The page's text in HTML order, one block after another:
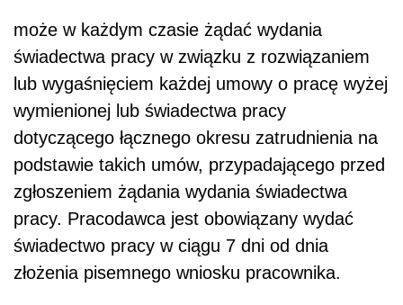
może w każdym czasie żądać wydania
świadectwa pracy w związku z rozwiązaniem
lub wygaśnięciem każdej umowy o pracę wyżej
wymienionej lub świadectwa pracy
dotyczącego łącznego okresu zatrudnienia na
podstawie takich umów, przypadającego przed
zgłoszeniem żądania wydania świadectwa
pracy. Pracodawca jest obowiązany wydać
świadectwo pracy w ciągu 7 dni od dnia
złożenia pisemnego wniosku pracownika.